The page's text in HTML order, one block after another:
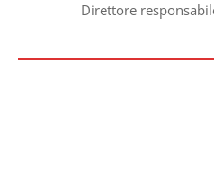
Direttore